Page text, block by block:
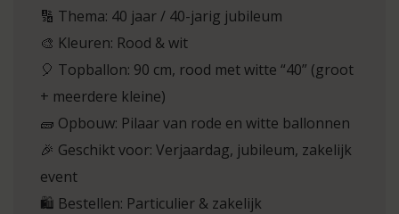
🔢 Thema: 40 jaar / 40-jarig jubileum
🎨 Kleuren: Rood & wit
🎈 Topballon: 90 cm, rood met witte “40” (groot
+ meerdere kleine)
🧱 Opbouw: Pilaar van rode en witte ballonnen
🎉 Geschikt voor: Verjaardag, jubileum, zakelijk
event
🛍️ Bestellen: Particulier & zakelijk